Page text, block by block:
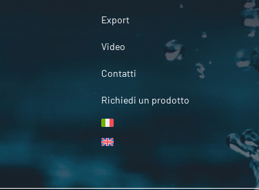
Export
Video
Contatti
Richiedi un prodotto